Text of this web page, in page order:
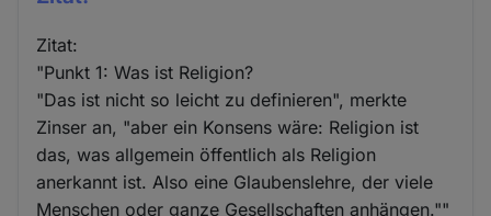
Zitat:
"Punkt 1: Was ist Religion?
"Das ist nicht so leicht zu definieren", merkte
Zinser an, "aber ein Konsens wäre: Religion ist
das, was allgemein öffentlich als Religion
anerkannt ist. Also eine Glaubenslehre, der viele
Menschen oder ganze Gesellschaften anhängen.""